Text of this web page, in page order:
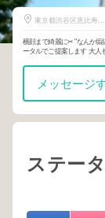
東京都渋谷区恵比寿南
横顔まで綺麗に✂︎ "なんか垢
ータルでご提案します 大人
メッセージ
ステー